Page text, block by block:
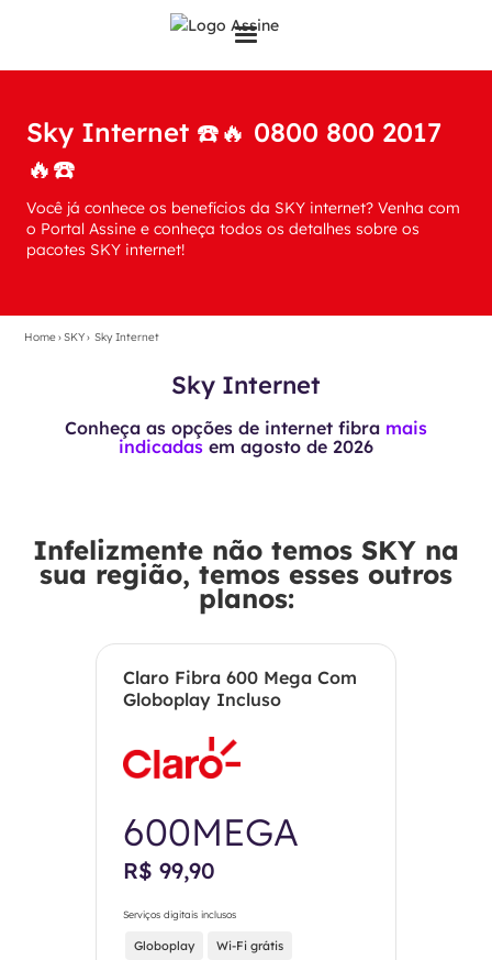
Sky Internet ☎️🔥 0800 800 2017
🔥☎️
Você já conhece os benefícios da SKY internet? Venha com
o Portal Assine e conheça todos os detalhes sobre os
pacotes SKY internet!
Home›SKY› Sky Internet
Sky Internet
Conheça as opções de internet fibra mais
indicadas em agosto de 2026
Infelizmente não temos SKY na
sua região, temos esses outros
planos:
Claro Fibra 600 Mega Com
Globoplay Incluso
600MEGA
R$ 99,90
Serviços digitais inclusos
Globoplay Wi-Fi grátis